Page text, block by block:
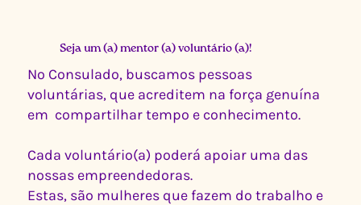
Seja um (a) mentor (a) voluntário (a)!
No Consulado, buscamos pessoas
voluntárias, que acreditem na força genuína
em compartilhar tempo e conhecimento.
Cada voluntário(a) poderá apoiar uma das
nossas empreendedoras.
Estas, são mulheres que fazem do trabalho e